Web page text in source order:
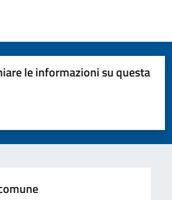
le informazioni su questa
5 stelle su 5
stelle su 5
su 5
5